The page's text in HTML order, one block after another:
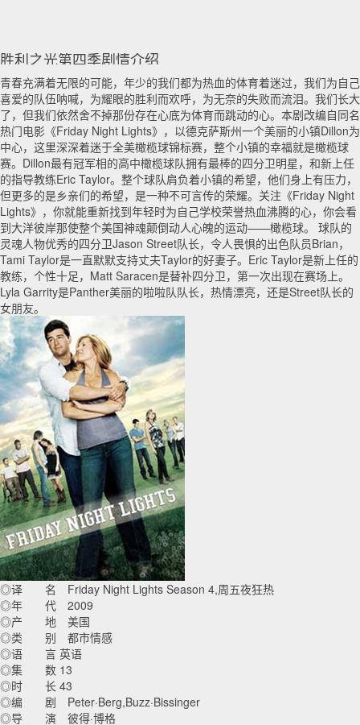
胜利之光第四季剧情介绍
青春充满着无限的可能，年少的我们都为热血的体育着迷过，我们为自己
喜爱的队伍呐喊，为耀眼的胜利而欢呼，为无奈的失败而流泪。我们长大
了，但我们依然舍不掉那份存在心底为体育而跳动的心。本剧改编自同名
热门电影《Friday Night Lights》，以德克萨斯州一个美丽的小镇Dillon为
中心，这里深深着迷于全美橄榄球锦标赛，整个小镇的幸福就是橄榄球
赛。Dillon最有冠军相的高中橄榄球队拥有最棒的四分卫明星，和新上任
的指导教练Eric Taylor。整个球队肩负着小镇的希望，他们身上有压力，
但更多的是乡亲们的希望，是一种不可言传的荣耀。关注《Friday Night
Lights》，你就能重新找到年轻时为自己学校荣誉热血沸腾的心，你会看
到大洋彼岸那使整个美国神魂颠倒动人心魄的运动——橄榄球。 球队的
灵魂人物优秀的四分卫Jason Street队长，令人畏惧的出色队员Brian，
Tami Taylor是一直默默支持丈夫Taylor的好妻子。Eric Taylor是新上任的
教练，个性十足，Matt Saracen是替补四分卫，第一次出现在赛场上。
Lyla Garrity是Panther美丽的啦啦队队长，热情漂亮，还是Street队长的
女朋友。
◎译 名 Friday Night Lights Season 4,周五夜狂热
◎年 代 2009
◎产 地 美国
◎类 别 都市情感
◎语 言 英语
◎集 数 13
◎时 长 43
◎编 剧 Peter·Berg,Buzz·Bissinger
◎导 演 彼得·博格